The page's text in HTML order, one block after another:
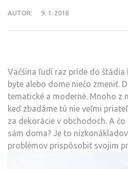
AUTOR: 9. 1. 2018
Väčšina ľudí raz príde do štádia
byte alebo dome niečo zmeniť.
tematické a moderné. Mnoho z
keď zbadáme tú nie veľmi
za dekorácie v obchodoch. A
sám doma? Je to
problémov prispôsobiť svojim